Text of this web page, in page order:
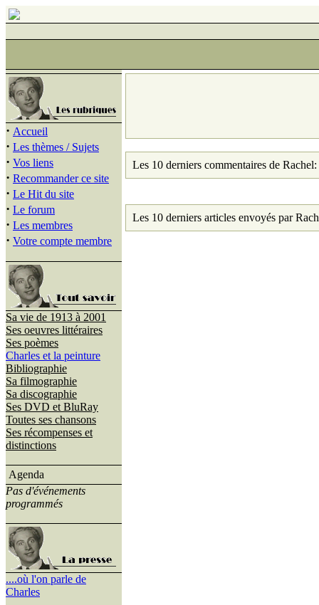
· Accueil
· Les thèmes / Sujets
· Vos liens
· Recommander ce site
· Le Hit du site
· Le forum
· Les membres
· Votre compte membre
Sa vie de 1913 à 2001
Ses oeuvres littéraires
Ses poèmes
Charles et la peinture
Bibliographie
Sa filmographie
Sa discographie
Ses DVD et BluRay
Toutes ses chansons
Ses récompenses et
distinctions
Agenda
Pas d'événements
programmés
....où l'on parle de
Charles
Les 10 derniers commentaires de Rachel:
Les 10 derniers articles envoyés par